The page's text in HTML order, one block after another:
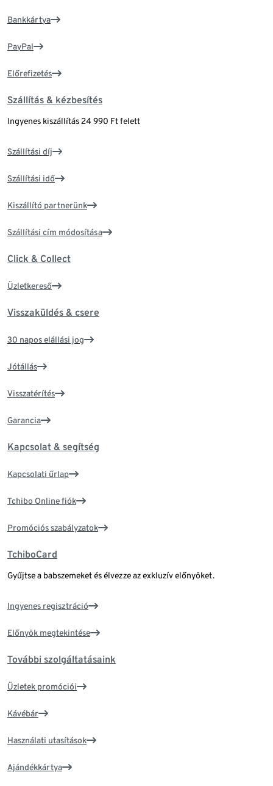
Bankkártya
PayPal
Előrefizetés
Szállítás & kézbesítés
Ingyenes kiszállítás 24 990 Ft felett
Szállítási díj
Szállítási idő
Kiszállító partnerünk
Szállítási cím módosítása
Click & Collect
Üzletkereső
Visszaküldés & csere
30 napos elállási jog
Jótállás
Visszatérítés
Garancia
Kapcsolat & segítség
Kapcsolati űrlap
Tchibo Online fiók
Promóciós szabályzatok
TchiboCard
Gyűjtse a babszemeket és élvezze az exkluzív előnyöket.
Ingyenes regisztráció
Előnyök megtekintése
További szolgáltatásaink
Üzletek promóciói
Kávébár
Használati utasítások
Ajándékkártya